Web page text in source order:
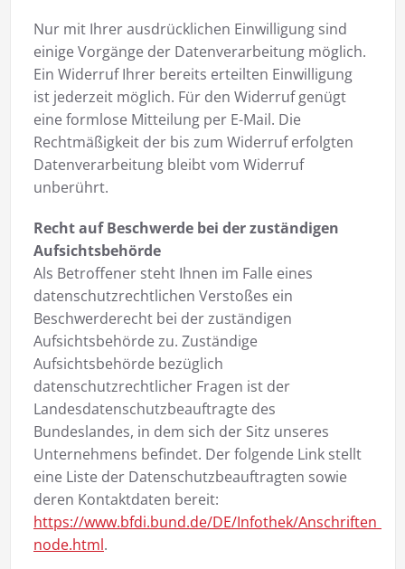
Nur mit Ihrer ausdrücklichen Einwilligung sind
einige Vorgänge der Datenverarbeitung möglich.
Ein Widerruf Ihrer bereits erteilten Einwilligung
ist jederzeit möglich. Für den Widerruf genügt
eine formlose Mitteilung per E-Mail. Die
Rechtmäßigkeit der bis zum Widerruf erfolgten
Datenverarbeitung bleibt vom Widerruf
unberührt.
Recht auf Beschwerde bei der zuständigen
Aufsichtsbehörde
Als Betroffener steht Ihnen im Falle eines
datenschutzrechtlichen Verstoßes ein
Beschwerderecht bei der zuständigen
Aufsichtsbehörde zu. Zuständige
Aufsichtsbehörde bezüglich
datenschutzrechtlicher Fragen ist der
Landesdatenschutzbeauftragte des
Bundeslandes, in dem sich der Sitz unseres
Unternehmens befindet. Der folgende Link stellt
eine Liste der Datenschutzbeauftragten sowie
deren Kontaktdaten bereit:
https://www.bfdi.bund.de/DE/Infothek/
node.html.